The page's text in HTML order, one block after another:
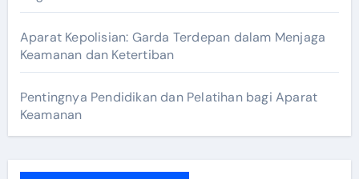
Aparat Kepolisian: Garda Terdepan dalam Menjaga
Keamanan dan Ketertiban
Pentingnya Pendidikan dan Pelatihan bagi Aparat
Keamanan